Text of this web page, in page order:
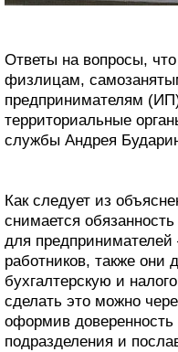
Ответы на вопросы,
физлицам,
предпринимателям
территориальные
службы Андрея
Как следует из
снимается
для
работников, также они
бухгалтерскую и
сделать это можно
оформив доверенность
подразделения и